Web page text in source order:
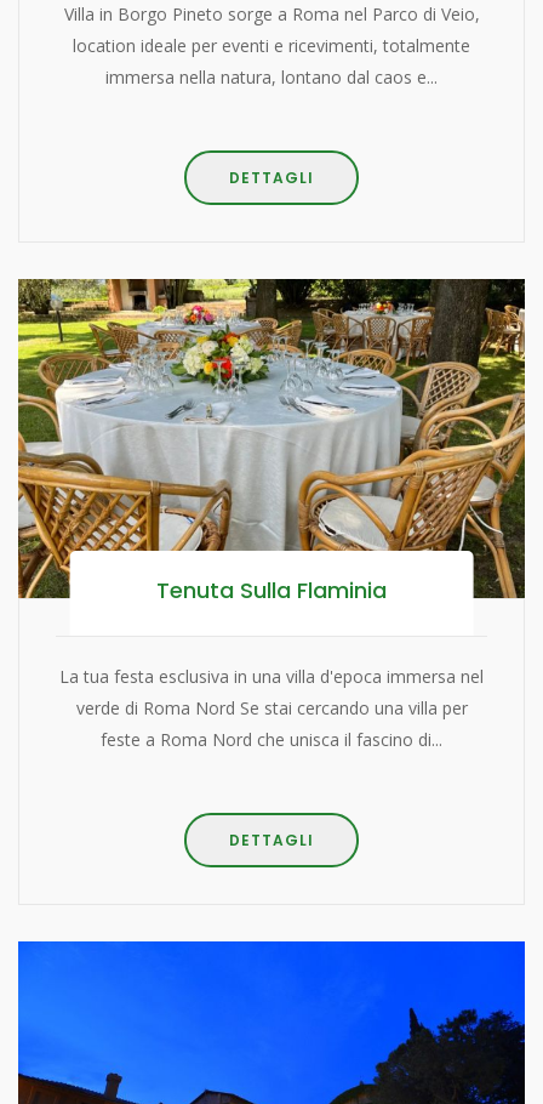
Villa in Borgo Pineto sorge a Roma nel Parco di Veio,
location ideale per eventi e ricevimenti, totalmente
immersa nella natura, lontano dal caos e...
DETTAGLI
Tenuta Sulla Flaminia
La tua festa esclusiva in una villa d'epoca immersa nel
verde di Roma Nord Se stai cercando una villa per
feste a Roma Nord che unisca il fascino di...
DETTAGLI